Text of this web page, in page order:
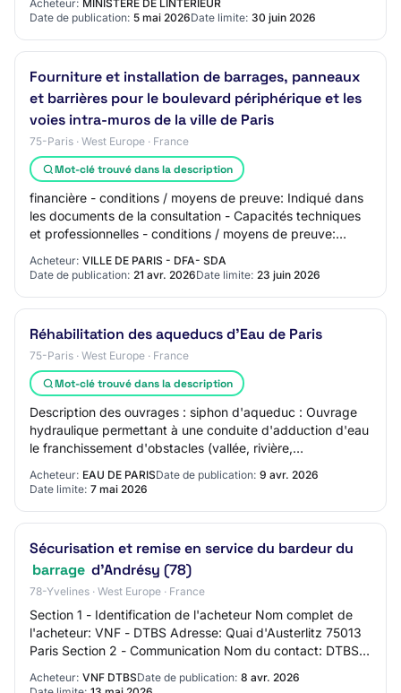
Acheteur: MINISTÈRE DE LINTÉRIEUR
Date de publication: 5 mai 2026Date limite: 30 juin 2026
Fourniture et installation de barrages, panneaux
et barrières pour le boulevard périphérique et les
voies intra-muros de la ville de Paris
75-Paris · West Europe · France
Mot-clé trouvé dans la description
financière - conditions / moyens de preuve: Indiqué dans
les documents de la consultation - Capacités techniques
et professionnelles - conditions / moyens de preuve:
Acheteur: VILLE DE PARIS - DFA- SDA
Date de publication: 21 avr. 2026Date limite: 23 juin 2026
Réhabilitation des aqueducs d'Eau de Paris
75-Paris · West Europe · France
Mot-clé trouvé dans la description
Description des ouvrages : siphon d'aqueduc : Ouvrage
hydraulique permettant à une conduite d'adduction d'eau
le franchissement d'obstacles (vallée, rivière,
Acheteur: EAU DE PARISDate de publication: 9 avr. 2026
Date limite: 7 mai 2026
Sécurisation et remise en service du bardeur du
barrage d’Andrésy (78)
78-Yvelines · West Europe · France
Section 1 - Identification de l'acheteur Nom complet de
l'acheteur: VNF - DTBS Adresse: Quai d'Austerlitz 75013
Paris Section 2 - Communication Nom du contact: DTBS
Acheteur: VNF DTBSDate de publication: 8 avr. 2026